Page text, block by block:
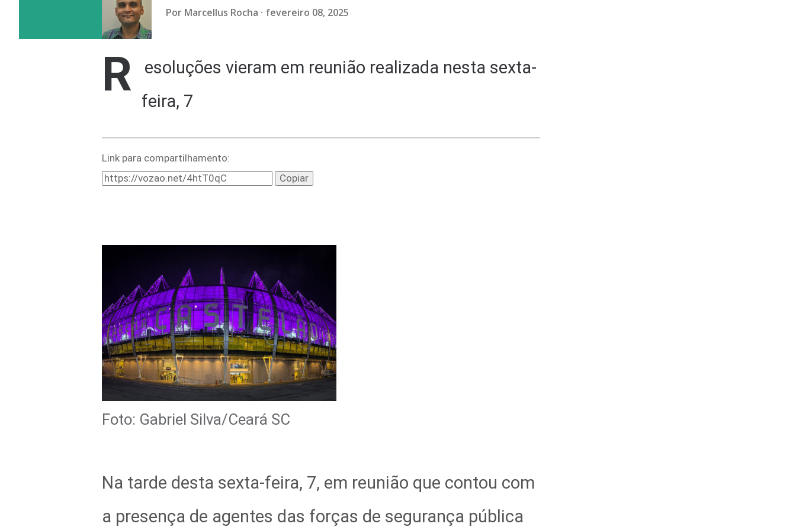
Por Marcellus Rocha fevereiro 08, 2025
R
esoluções vieram em reunião realizada nesta sexta-
feira, 7
Link para compartilhamento:
Copiar
Foto: Gabriel Silva/Ceará SC
Na tarde desta sexta-feira, 7, em reunião que contou com
a presença de agentes das forças de segurança pública